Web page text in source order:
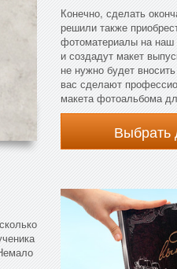
Конечно, сделать
решили также
фотоматериалы на
и создадут макет
не нужно будет
вас сделают
макета фотоальбома
Выбрать